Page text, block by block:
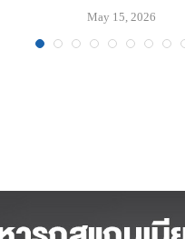
May 15, 2026